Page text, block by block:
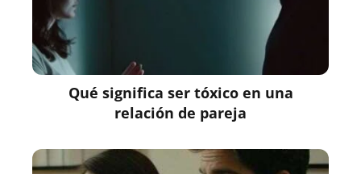
Qué significa ser tóxico en una
relación de pareja